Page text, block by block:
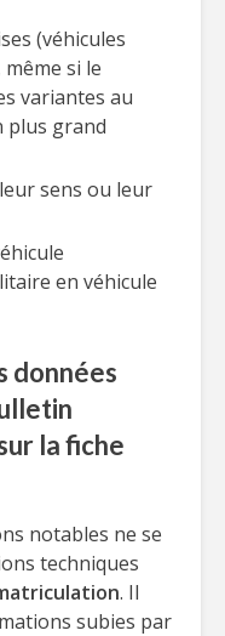
(véhicules
si le
variantes au
plus grand
sens ou leur
en véhicule
données
la fiche
notables ne se
techniques
. Il
subies par